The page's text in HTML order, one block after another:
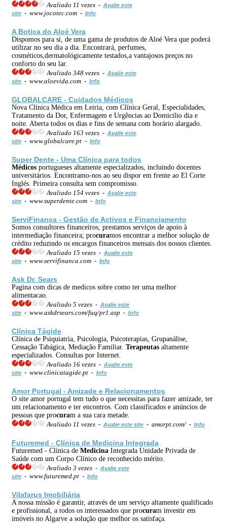
Avaliado 11 vezes - Avalie este
site - www.jocotec.com - Info
A Botica do Aloé Vera
Dispomos para si, de uma gama de produtos de Aloé Vera que poderá
utilizar no seu dia a dia. Encontrará, perfumes,
cosméticos,dermatológicamente testados,a vantajosos preços no
conforto do seu lar.
Avaliado 348 vezes - Avalie este
site - www.aloevida.com - Info
GLOBALCARE - Cuidados Médicos
Nova Clínica Médica em Leiria, com Clínica Geral, Especialidades,
Tratamento da Dor, Enfermagem e Urgências ao Domicilio dia e
noite. Aberta todos os dias e fins de semana com horário alargado.
Avaliado 163 vezes - Avalie este
site - www.globalcare.pt - Info
Super Dente - Uma Clínica para todos
Médicos portugueses altamente especializados, incluindo docentes
universitários. Encontramo-nos ao seu dispor em frente ao El Corte
Inglés. Primeira consulta sem compromisso.
Avaliado 154 vezes - Avalie este
site - www.superdente.com - Info
ServiFinança - Gestão de Activos e Financiamento
Somos consultores financeiros, prestamos serviços de apoio à
intermediação financeira; procuramos encontrar a melhor solução de
crédito reduzindo os encargos financeiros mensais dos nossos clientes.
Avaliado 15 vezes - Avalie este
site - www.servifinanca.com - Info
Ask Dr. Sears
Pagina com dicas de medicos sobre como ter uma melhor
alimentacao.
Avaliado 5 vezes - Avalie este
site - www.askdrsears.com/faq/pr1.asp - Info
Clínica Tágide
Clínica de Psiquiatria, Psicologia, Psicoterapias, Grupanálise,
Cessação Tabágica, Mediação Familiar. Terapeutas altamente
especializados. Consultas por Internet.
Avaliado 16 vezes - Avalie este
site - www.clinicatagide.pt - Info
Amor Portugal - Amizade e Relacionamentos
O site amor portugal tem tudo o que necessitas para fazer amizade, ter
um relacionamento e ter encontros. Com classificados e anúncios de
pessoas que procuram a sua cara metade.
Avaliado 11 vezes - Avalie este site - amorpt.com/ - Info
Futuremed - Clínica de Medicina Integrada
Futuremed - Clínica de Medicina Integrada Unidade Privada de
Saúde com um Corpo Clínico de reconhecido mérito.
Avaliado 3 vezes - Avalie este
site - www.futuremed.pt - Info
Vilafarus Imobiliária
A nossa missão é garantir, através de um serviço altamente qualificado
e profissional, a todos os interessados que procuram investir em
imóveis no Algarve a solução que melhor os satisfaça.